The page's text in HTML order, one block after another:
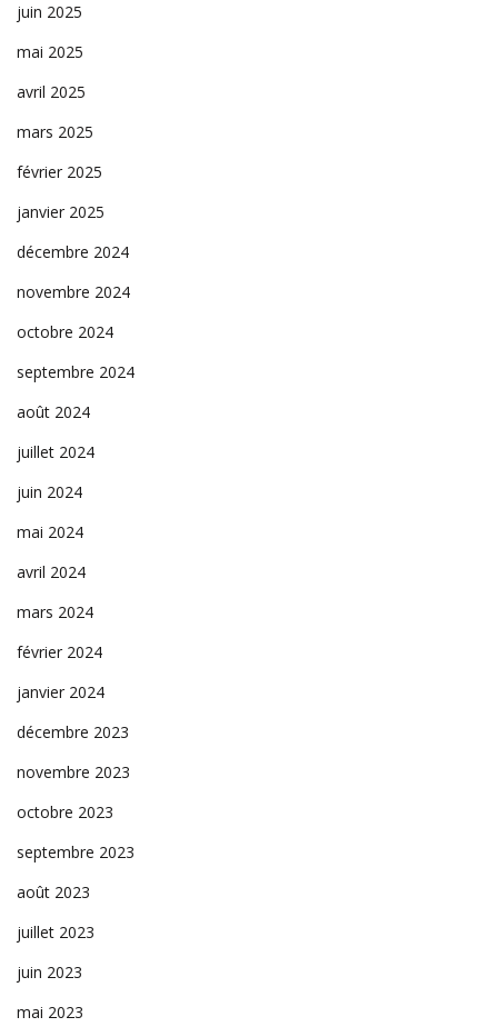
juin 2025
mai 2025
avril 2025
mars 2025
février 2025
janvier 2025
décembre 2024
novembre 2024
octobre 2024
septembre 2024
août 2024
juillet 2024
juin 2024
mai 2024
avril 2024
mars 2024
février 2024
janvier 2024
décembre 2023
novembre 2023
octobre 2023
septembre 2023
août 2023
juillet 2023
juin 2023
mai 2023